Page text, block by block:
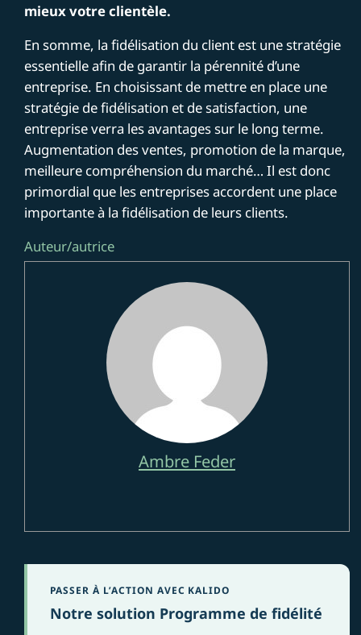
mieux votre clientèle.
En somme, la fidélisation du client est une stratégie
essentielle afin de garantir la pérennité d’une
entreprise. En choisissant de mettre en place une
stratégie de fidélisation et de satisfaction, une
entreprise verra les avantages sur le long terme.
Augmentation des ventes, promotion de la marque,
meilleure compréhension du marché… Il est donc
primordial que les entreprises accordent une place
importante à la fidélisation de leurs clients.
Auteur/autrice
Ambre Feder
PASSER À L’ACTION AVEC KALIDO
Notre solution Programme de fidélité